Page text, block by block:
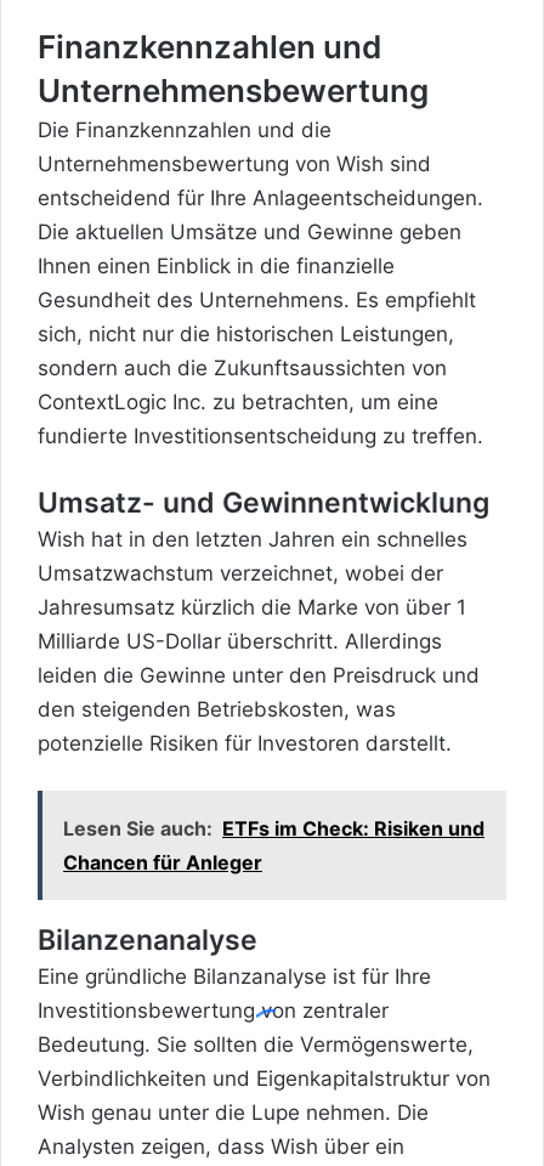
Finanzkennzahlen und
Unternehmensbewertung
Die Finanzkennzahlen und die
Unternehmensbewertung von Wish sind
entscheidend für Ihre Anlageentscheidungen.
Die aktuellen Umsätze und Gewinne geben
Ihnen einen Einblick in die finanzielle
Gesundheit des Unternehmens. Es empfiehlt
sich, nicht nur die historischen Leistungen,
sondern auch die Zukunftsaussichten von
ContextLogic Inc. zu betrachten, um eine
fundierte Investitionsentscheidung zu treffen.
Umsatz- und Gewinnentwicklung
Wish hat in den letzten Jahren ein schnelles
Umsatzwachstum verzeichnet, wobei der
Jahresumsatz kürzlich die Marke von über 1
Milliarde US-Dollar überschritt. Allerdings
leiden die Gewinne unter den Preisdruck und
den steigenden Betriebskosten, was
potenzielle Risiken für Investoren darstellt.
Lesen Sie auch: ETFs im Check: Risiken und
Chancen für Anleger
Bilanzenanalyse
Eine gründliche Bilanzanalyse ist für Ihre
Investitionsbewertung von zentraler
Bedeutung. Sie sollten die Vermögenswerte,
Verbindlichkeiten und Eigenkapitalstruktur von
Wish genau unter die Lupe nehmen. Die
Analysten zeigen, dass Wish über ein